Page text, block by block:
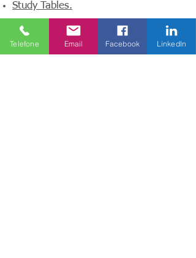
Study Tables.
Telefone Email Facebook LinkedIn